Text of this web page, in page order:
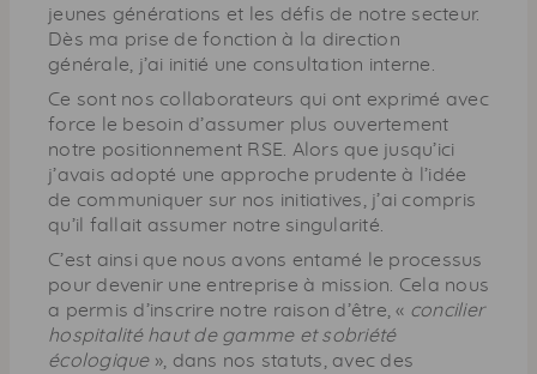
jeunes générations et les défis de notre secteur.
Dès ma prise de fonction à la direction
générale, j’ai initié une consultation interne.
Ce sont nos collaborateurs qui ont exprimé avec
force le besoin d’assumer plus ouvertement
notre positionnement RSE. Alors que jusqu’ici
j’avais adopté une approche prudente à l’idée
de communiquer sur nos initiatives, j’ai compris
qu’il fallait assumer notre singularité.
C’est ainsi que nous avons entamé le processus
pour devenir une entreprise à mission. Cela nous
a permis d’inscrire notre raison d’être, « concilier
hospitalité haut de gamme et sobriété
écologique», dans nos statuts, avec des